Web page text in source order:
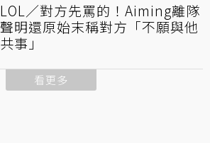
LOL／對方先罵的！Aiming離隊
聲明還原始末稱對方「不願與他
共事」
看更多